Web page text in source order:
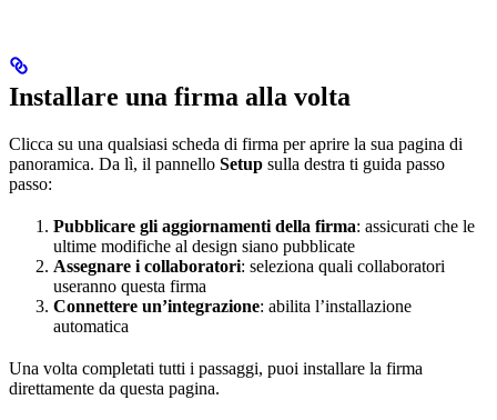
Installare una firma alla volta
Clicca su una qualsiasi scheda di firma per aprire la sua pagina di
panoramica. Da lì, il pannello Setup sulla destra ti guida passo
passo:
Pubblicare gli aggiornamenti della firma: assicurati che le
ultime modifiche al design siano pubblicate
Assegnare i collaboratori: seleziona quali collaboratori
useranno questa firma
Connettere un’integrazione: abilita l’installazione
automatica
Una volta completati tutti i passaggi, puoi installare la firma
direttamente da questa pagina.